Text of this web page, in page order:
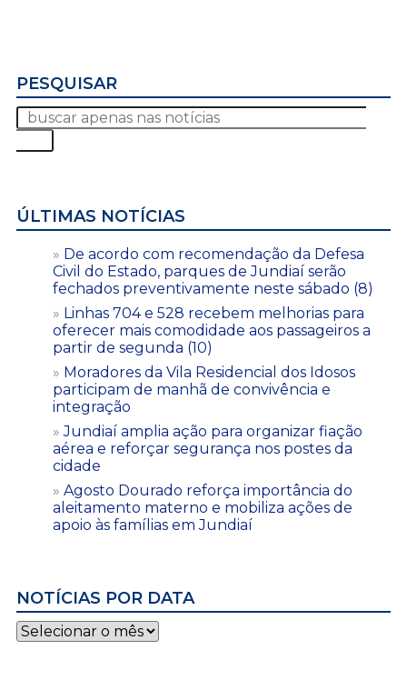
PESQUISAR
ÚLTIMAS NOTÍCIAS
De acordo com recomendação da Defesa
Civil do Estado, parques de Jundiaí serão
fechados preventivamente neste sábado (8)
Linhas 704 e 528 recebem melhorias para
oferecer mais comodidade aos passageiros a
partir de segunda (10)
Moradores da Vila Residencial dos Idosos
participam de manhã de convivência e
integração
Jundiaí amplia ação para organizar fiação
aérea e reforçar segurança nos postes da
cidade
Agosto Dourado reforça importância do
aleitamento materno e mobiliza ações de
apoio às famílias em Jundiaí
NOTÍCIAS POR DATA
Notícias
por